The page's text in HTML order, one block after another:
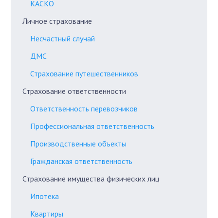
КАСКО
Личное страхование
Несчастный случай
ДМС
Страхование путешественников
Страхование ответственности
Ответственность перевозчиков
Профессиональная ответственность
Производственные объекты
Гражданская ответственность
Страхование имущества физических лиц
Ипотека
Квартиры